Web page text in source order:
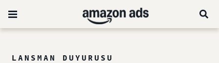
LANSMAN DUYURUSU